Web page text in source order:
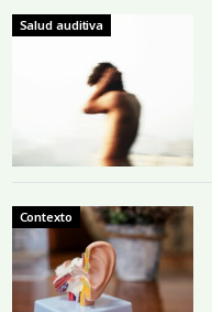
Salud auditiva
Contexto